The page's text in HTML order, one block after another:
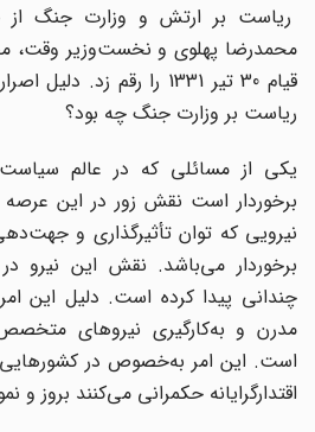
ریاست بر ارتش و وزارت جنگ از
محمدرضا پهلوی و نخست‌وزیر وقت،
قیام 30 تیر 1331 را رقم زد.
ریاست بر وزارت جنگ چه بود؟
یکی از مسائلی که در عالم سیاست
برخوردار است نقش زور در این عرصه
نیرویی که توان تأثیرگذاری و جهت‌دهی
برخوردار می‌باشد. نقش این نیرو در
چندانی پیدا کرده است. دلیل این
مدرن و به‌کارگیری نیروهای متخصص
است. این امر به‌خصوص در کشورهایی
اقتدارگرایانه حکمرانی می‌کنند بروز و